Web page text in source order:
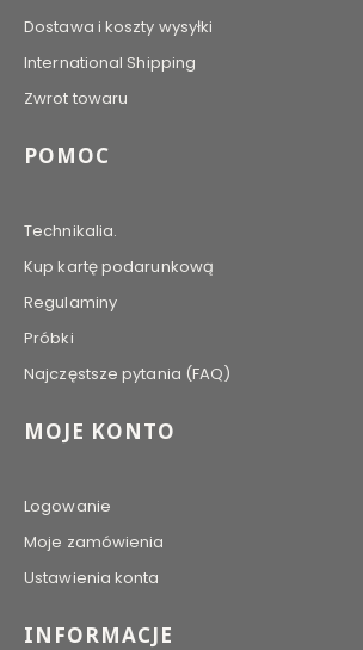
Dostawa i koszty wysyłki
International Shipping
Zwrot towaru
POMOC
Technikalia.
Kup kartę podarunkową
Regulaminy
Próbki
Najczęstsze pytania (FAQ)
MOJE KONTO
Logowanie
Moje zamówienia
Ustawienia konta
INFORMACJE